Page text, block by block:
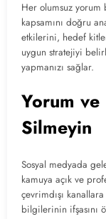
Her olumsuz
kapsamını doğru
etkilerini, hedef
uygun stratejiyi
yapmanızı sağlar.
Yorum
Silmeyin
Sosyal medyada
kamuya açık ve
çevrimdışı
bilgilerinin ifşasını